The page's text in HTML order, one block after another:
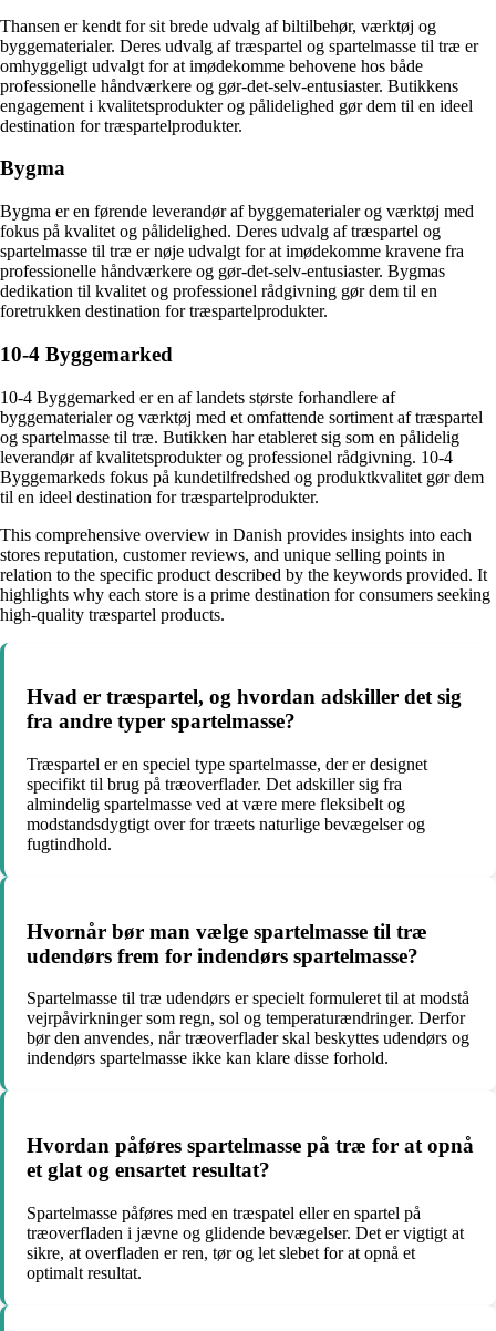
Thansen er kendt for sit brede udvalg af biltilbehør, værktøj og
byggematerialer. Deres udvalg af træspartel og spartelmasse til træ er
omhyggeligt udvalgt for at imødekomme behovene hos både
professionelle håndværkere og gør-det-selv-entusiaster. Butikkens
engagement i kvalitetsprodukter og pålidelighed gør dem til en ideel
destination for træspartelprodukter.
Bygma
Bygma er en førende leverandør af byggematerialer og værktøj med
fokus på kvalitet og pålidelighed. Deres udvalg af træspartel og
spartelmasse til træ er nøje udvalgt for at imødekomme kravene fra
professionelle håndværkere og gør-det-selv-entusiaster. Bygmas
dedikation til kvalitet og professionel rådgivning gør dem til en
foretrukken destination for træspartelprodukter.
10-4 Byggemarked
10-4 Byggemarked er en af landets største forhandlere af
byggematerialer og værktøj med et omfattende sortiment af træspartel
og spartelmasse til træ. Butikken har etableret sig som en pålidelig
leverandør af kvalitetsprodukter og professionel rådgivning. 10-4
Byggemarkeds fokus på kundetilfredshed og produktkvalitet gør dem
til en ideel destination for træspartelprodukter.
This comprehensive overview in Danish provides insights into each
stores reputation, customer reviews, and unique selling points in
relation to the specific product described by the keywords provided. It
highlights why each store is a prime destination for consumers seeking
high-quality træspartel products.
Hvad er træspartel, og hvordan adskiller det sig
fra andre typer spartelmasse?
Træspartel er en speciel type spartelmasse, der er designet
specifikt til brug på træoverflader. Det adskiller sig fra
almindelig spartelmasse ved at være mere fleksibelt og
modstandsdygtigt over for træets naturlige bevægelser og
fugtindhold.
Hvornår bør man vælge spartelmasse til træ
udendørs frem for indendørs spartelmasse?
Spartelmasse til træ udendørs er specielt formuleret til at modstå
vejrpåvirkninger som regn, sol og temperaturændringer. Derfor
bør den anvendes, når træoverflader skal beskyttes udendørs og
indendørs spartelmasse ikke kan klare disse forhold.
Hvordan påføres spartelmasse på træ for at opnå
et glat og ensartet resultat?
Spartelmasse påføres med en træspatel eller en spartel på
træoverfladen i jævne og glidende bevægelser. Det er vigtigt at
sikre, at overfladen er ren, tør og let slebet for at opnå et
optimalt resultat.